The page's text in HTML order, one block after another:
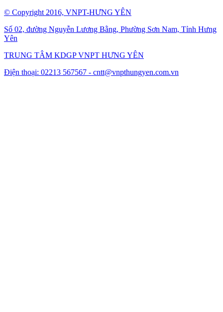
© Copyright 2016, VNPT-HƯNG YÊN
Số 02, đường Nguyễn Lương Bằng, Phường Sơn Nam, Tỉnh Hưng
Yên
TRUNG TÂM KDGP VNPT HƯNG YÊN
Điện thoại: 02213 567567 - cntt@vnpthungyen.com.vn